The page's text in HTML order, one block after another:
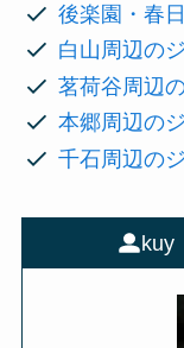
後楽園・春
白山周辺の
茗荷谷周辺
本郷周辺の
千石周辺の
kuy